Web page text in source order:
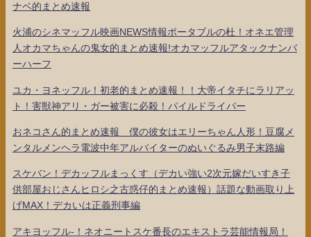
ナベ的まとめ速報
火浦のシネマッフル映画NEWS情報ポータブルの杜！オネエ管理
人オカマちゃんの鬼女的まとめ速報!オカマッフルアタックナンバ
ーハーフ
ユカ・ヨネッフル！初老的まとめ速報！！大帝イタチにラリアッ
ト！害獣神アリ・ガー被害に必殺！パイルドライバー
おネコさん的まとめ速報 僕の彼女はエリーちゃん人形！豆腐メ
ンタルメンヘラ電波中年アルバイターのぬいぐるみ男子末路編
スケバン！デカッフルまっくす（デカい強い2次元嫁だいすき子
供部屋おじさんヒロシ之古惑仔的まとめ速報）話題な動画取り上
げMAX！デカいは正義刑事編
アキヨッフル-！ネオニートスケ番長のエキストラ芸能情報局！